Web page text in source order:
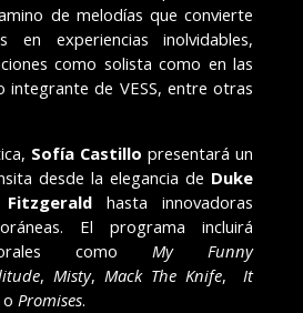
de melodías que convierte
en experiencias inolvidables,
como solista como en las
integrante de VESS, entre otras
Sofía Castillo presentará un
desde la elegancia de Duke
hasta innovadoras
El programa incluirá
comoMy Funny
,Misty,Mack The Knife,It
o Promises.